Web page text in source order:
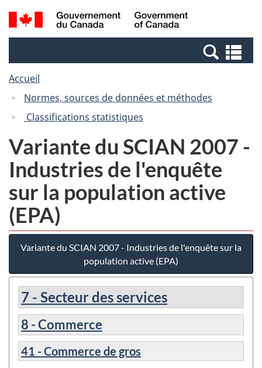
Passer
au
Passer
à
Canada
Recherche
et
et
Accueil
Normes, sources de données et méthodes
Classifications statistiques
Variante du SCIAN 2007 -
Industries de l'enquête
sur la population active
(EPA)
Variante du SCIAN 2007 - Industries de l'enquête sur la
population active (EPA)
7 - Secteur des services
8 - Commerce
41 - Commerce de gros